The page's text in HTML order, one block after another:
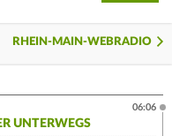
RHEIN-MAIN-WEBRADIO
UNTERWEGS
06:06